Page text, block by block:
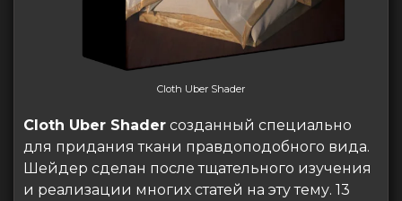
Cloth Uber Shader
Cloth Uber Shader созданный специально
для придания ткани правдоподобного вида.
Шейдер сделан после тщательного изучения
и реализации многих статей на эту тему. 13